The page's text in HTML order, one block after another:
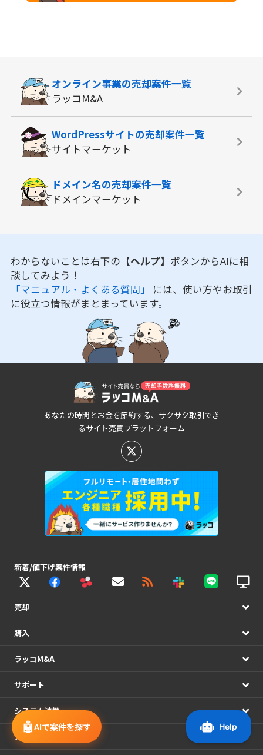
🤖AIで案件を探す
オンライン事業の売却案件一覧
ラッコM&A
WordPressサイトの売却案件一覧
サイトマーケット
ドメイン名の売却案件一覧
ドメインマーケット
わからないことは右下の 【ヘルプ】 ボタンからAIに相
談してみよう！
「マニュアル・よくある質問」 には、使い方やお取引
に役立つ情報がまとまっています。
あなたの時間とお金を節約する、サクサク取引でき
るサイト売買プラットフォーム
新着/値下げ案件情報
売却
購入
ラッコM&A
サポート
システム連携
アカウント